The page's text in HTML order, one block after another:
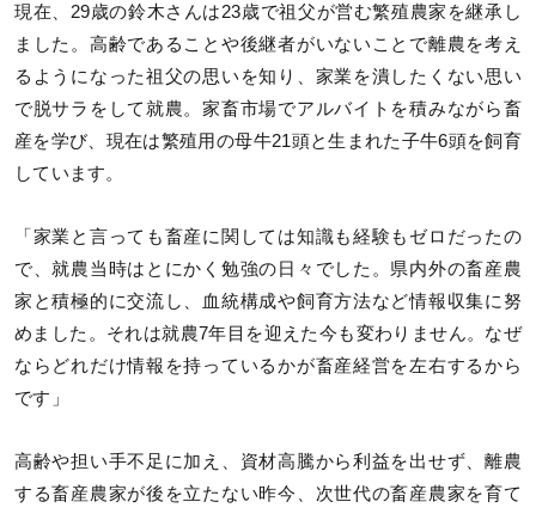
現在、29歳の鈴木さんは23歳で祖父が営む繁殖農家を継承し
ました。高齢であることや後継者がいないことで離農を考え
るようになった祖父の思いを知り、家業を潰したくない思い
で脱サラをして就農。家畜市場でアルバイトを積みながら畜
産を学び、現在は繁殖用の母牛21頭と生まれた子牛6頭を飼育
しています。
「家業と言っても畜産に関しては知識も経験もゼロだったの
で、就農当時はとにかく勉強の日々でした。県内外の畜産農
家と積極的に交流し、血統構成や飼育方法など情報収集に努
めました。それは就農7年目を迎えた今も変わりません。なぜ
ならどれだけ情報を持っているかが畜産経営を左右するから
です」
高齢や担い手不足に加え、資材高騰から利益を出せず、離農
する畜産農家が後を立たない昨今、次世代の畜産農家を育て